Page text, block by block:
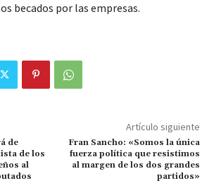
becados por las empresas.
de
de los
al
Artículo siguiente
Fran Sancho: «Somos la única
fuerza política que resistimos
al margen de los dos grandes
partidos»